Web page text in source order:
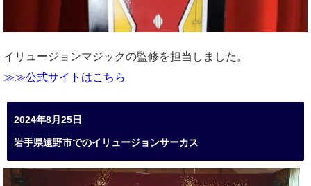
イリュージョンマジックの監修を担当しました。
≫≫公式サイトはこちら
2024年8月25日
岩手県遠野市でのイリュージョンサーカス